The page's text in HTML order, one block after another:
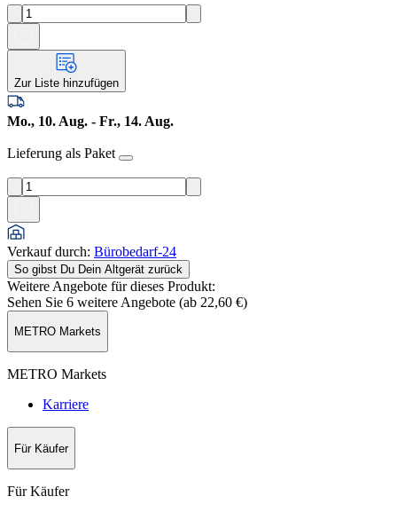
Zur Liste hinzufügen
Mo., 10. Aug. - Fr., 14. Aug.
Lieferung als Paket
Verkauf durch: Bürobedarf-24
So gibst Du Dein Altgerät zurück
Weitere Angebote für dieses Produkt:
Sehen Sie 6 weitere Angebote (ab 22,60 €)
METRO Markets
METRO Markets
Karriere
Für Käufer
Für Käufer